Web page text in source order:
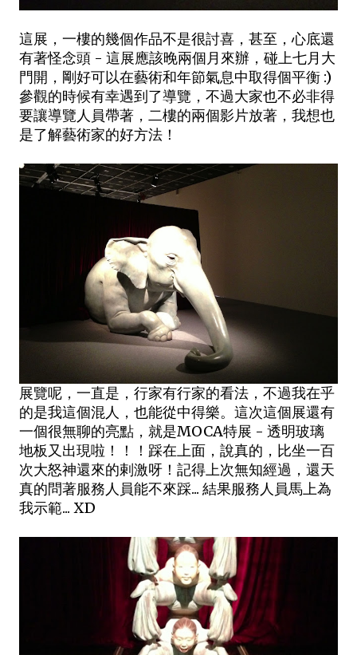
這展，一樓的幾個作品不是很討喜，甚至，心底還
有著怪念頭 - 這展應該晚兩個月來辦，碰上七月大
門開，剛好可以在藝術和年節氣息中取得個平衡 :)
參觀的時候有幸遇到了導覽，不過大家也不必非得
要讓導覽人員帶著，二樓的兩個影片放著，我想也
是了解藝術家的好方法！
展覽呢，一直是，行家有行家的看法，不過我在乎
的是我這個混人，也能從中得樂。這次這個展還有
一個很無聊的亮點，就是MOCA特展 - 透明玻璃
地板又出現啦！！！踩在上面，說真的，比坐一百
次大怒神還來的剌激呀！記得上次無知經過，還天
真的問著服務人員能不來踩... 結果服務人員馬上為
我示範... XD